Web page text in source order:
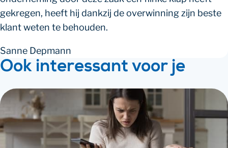
gekregen, heeft hij dankzij de overwinning zijn beste
klant weten te behouden.
Sanne Depmann
Ook interessant voor je